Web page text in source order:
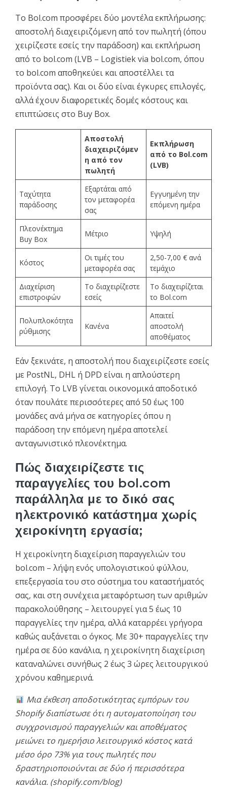
Το Bol.com προσφέρει δύο μοντέλα εκπλήρωσης:
αποστολή διαχειριζόμενη από τον πωλητή (όπου
χειρίζεστε εσείς την παράδοση) και εκπλήρωση
από το bol.com (LVB – Logistiek via bol.com, όπου
το bol.com αποθηκεύει και αποστέλλει τα
προϊόντα σας). Και οι δύο είναι έγκυρες επιλογές,
αλλά έχουν διαφορετικές δομές κόστους και
επιπτώσεις στο Buy Box.
Αποστολή
διαχειριζόμεν
η από τον
πωλητή
Εκπλήρωση
από το Bol.com
(LVB)
Ταχύτητα
παράδοσης
Εξαρτάται από
τον μεταφορέα
σας
Εγγυημένη την
επόμενη ημέρα
Πλεονέκτημα
Buy Box
Μέτριο Υψηλή
Κόστος
Οι τιμές του
μεταφορέα σας
2,50-7,00 € ανά
τεμάχιο
Διαχείριση
επιστροφών
Το διαχειρίζεστε
εσείς
Το διαχειρίζεται
το Bol.com
Πολυπλοκότητα
ρύθμισης
Κανένα
Απαιτεί
αποστολή
αποθέματος
Εάν ξεκινάτε, η αποστολή που διαχειρίζεστε εσείς
με PostNL, DHL ή DPD είναι η απλούστερη
επιλογή. Το LVB γίνεται οικονομικά αποδοτικό
όταν πουλάτε περισσότερες από 50 έως 100
μονάδες ανά μήνα σε κατηγορίες όπου η
παράδοση την επόμενη ημέρα αποτελεί
ανταγωνιστικό πλεονέκτημα.
Πώς διαχειρίζεστε τις
παραγγελίες του bol.com
παράλληλα με το δικό σας
ηλεκτρονικό κατάστημα χωρίς
χειροκίνητη εργασία;
Η χειροκίνητη διαχείριση παραγγελιών του
bol.com – λήψη ενός υπολογιστικού φύλλου,
επεξεργασία του στο σύστημα του καταστήματός
σας, και στη συνέχεια μεταφόρτωση των αριθμών
παρακολούθησης – λειτουργεί για 5 έως 10
παραγγελίες την ημέρα, αλλά καταρρέει γρήγορα
καθώς αυξάνεται ο όγκος. Με 30+ παραγγελίες την
ημέρα σε δύο κανάλια, η χειροκίνητη διαχείριση
καταναλώνει συνήθως 2 έως 3 ώρες λειτουργικού
χρόνου καθημερινά.
Μια έκθεση αποδοτικότητας εμπόρων του
Shopify διαπίστωσε ότι η αυτοματοποίηση του
συγχρονισμού παραγγελιών και αποθέματος
μειώνει το ημερήσιο λειτουργικό κόστος κατά
μέσο όρο 73% για τους πωλητές που
δραστηριοποιούνται σε δύο ή περισσότερα
κανάλια. (shopify.com/blog)